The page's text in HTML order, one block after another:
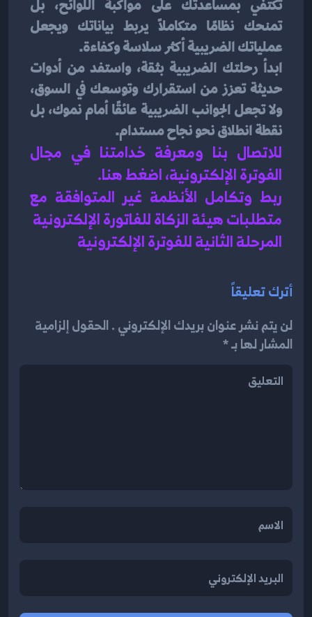
عملياتك الضريبية أكثر سلاسة وكفاءة.
نقطة انطلاق نحو نجاح مستدام.
الفوترة الإلكترونية، اضغط هنا.
متطلبات هيئة الزكاة للفاتورة الإلكترونية
المرحلة الثانية للفوترة الإلكترونية
أترك تعليقاً
لن يتم نشر عنوان بريدك الإلكتروني . الحقول إلزامية
المشار لها بـ *